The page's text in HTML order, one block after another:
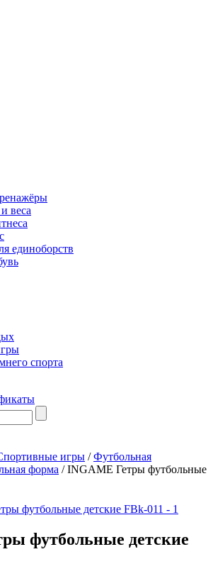
веса
единоборств
спорта
игры /Футбольная
форма /INGAME Гетры футбольные
футбольные детские